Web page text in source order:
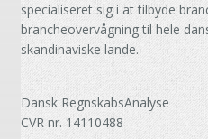
specialiseret sig i at tilbyde
brancheovervågning til hele
skandinaviske lande.
Dansk RegnskabsAnalyse
CVR nr. 14110488